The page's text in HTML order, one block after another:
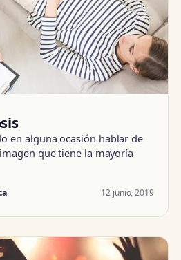
en alguna ocasión hablar de
que tiene la mayoría
12 junio, 2019